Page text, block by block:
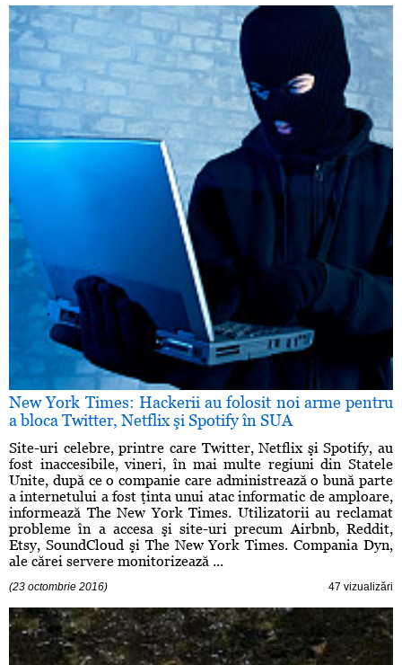
New York Times: Hackerii au folosit noi arme pentru
a bloca Twitter, Netflix şi Spotify în SUA
Site-uri celebre, printre care Twitter, Netflix şi Spotify, au
fost inaccesibile, vineri, în mai multe regiuni din Statele
Unite, după ce o companie care administrează o bună parte
a internetului a fost ţinta unui atac informatic de amploare,
informează The New York Times. Utilizatorii au reclamat
probleme în a accesa şi site-uri precum Airbnb, Reddit,
Etsy, SoundCloud şi The New York Times. Compania Dyn,
ale cărei servere monitorizează ...
(23 octombrie 2016) 47 vizualizări